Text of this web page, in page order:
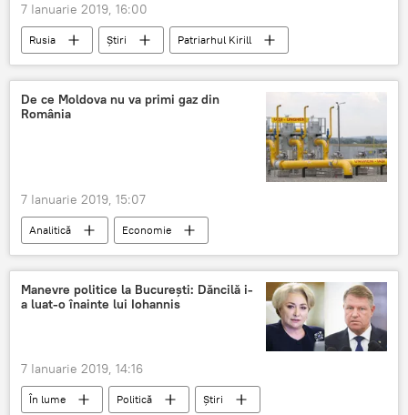
7 Ianuarie 2019, 16:00
Rusia Știri
Patriarhul Kirill
mesaj
Craciun Religie
De ce Moldova nu va primi gaz din
România
7 Ianuarie 2019, 15:07
Analitică
Economie
Republica Moldova
Știri
gazoductul Iasi-Chisinau
Transgaz
Vestmoldtransgaz
Gazprom
Manevre politice la București: Dăncilă i-
a luat-o înainte lui Iohannis
7 Ianuarie 2019, 14:16
În lume Politică
Știri